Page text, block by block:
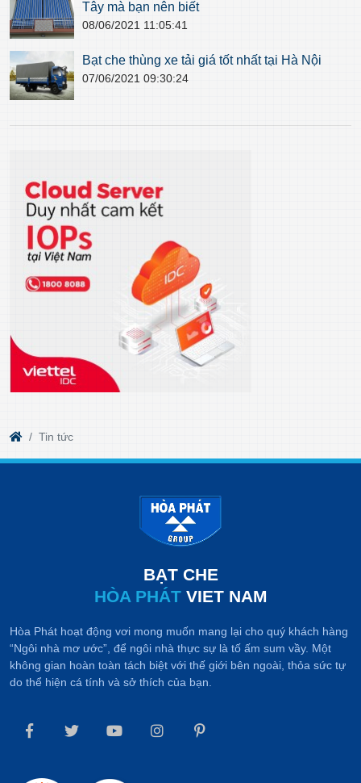
Tây mà bạn nên biết
08/06/2021 11:05:41
Bạt che thùng xe tải giá tốt nhất tại Hà Nội
07/06/2021 09:30:24
Tin tức
BẠT CHE
HÒA PHÁTVIET NAM
Hòa Phát hoạt động vơi mong muốn mang lại cho quý khách hàng
“Ngôi nhà mơ ước”, để ngôi nhà thực sự là tố ấm sum vầy. Một
không gian hoàn toàn tách biệt với thế giới bên ngoài, thỏa sức tự
do thể hiện cá tính và sở thích của bạn.